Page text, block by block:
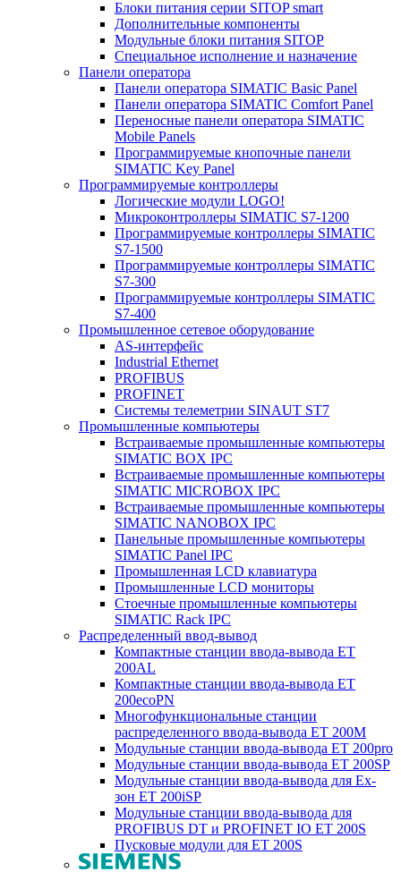
Блоки питания серии SITOP smart
Дополнительные компоненты
Модульные блоки питания SITOP
Специальное исполнение и назначение
Панели оператора
Панели оператора SIMATIC Basic Panel
Панели оператора SIMATIC Comfort Panel
Переносные панели оператора SIMATIC
Mobile Panels
Программируемые кнопочные панели
SIMATIC Key Panel
Программируемые контроллеры
Логические модули LOGO!
Микроконтроллеры SIMATIC S7-1200
Программируемые контроллеры SIMATIC
S7-1500
Программируемые контроллеры SIMATIC
S7-300
Программируемые контроллеры SIMATIC
S7-400
Промышленное сетевое оборудование
AS-интерфейс
Industrial Ethernet
PROFIBUS
PROFINET
Системы телеметрии SINAUT ST7
Промышленные компьютеры
Встраиваемые промышленные компьютеры
SIMATIC BOX IPC
Встраиваемые промышленные компьютеры
SIMATIC MICROBOX IPC
Встраиваемые промышленные компьютеры
SIMATIC NANOBOX IPC
Панельные промышленные компьютеры
SIMATIC Panel IPC
Промышленная LCD клавиатура
Промышленные LCD мониторы
Стоечные промышленные компьютеры
SIMATIC Rack IPC
Распределенный ввод-вывод
Компактные станции ввода-вывода ET
200AL
Компактные станции ввода-вывода ET
200ecoPN
Многофункциональные станции
распределенного ввода-вывода ET 200M
Модульные станции ввода-вывода ET 200pro
Модульные станции ввода-вывода ET 200SP
Модульные станции ввода-вывода для Ex-
зон ET 200iSP
Модульные станции ввода-вывода для
PROFIBUS DT и PROFINET IO ET 200S
Пусковые модули для ET 200S